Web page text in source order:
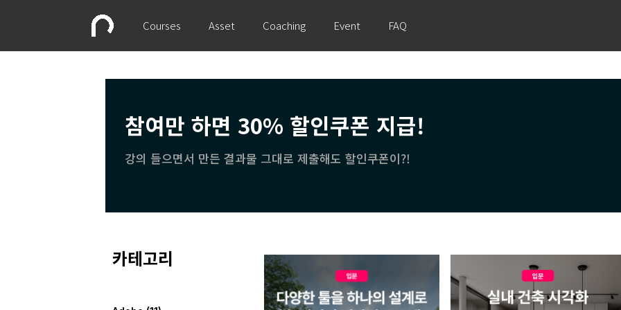
Courses Asset Coaching Event FAQ
참여만 하면 30% 할인쿠폰 지급!
강의 들으면서 만든 결과물 그대로 제출해도 할인쿠폰이?!
카테고리